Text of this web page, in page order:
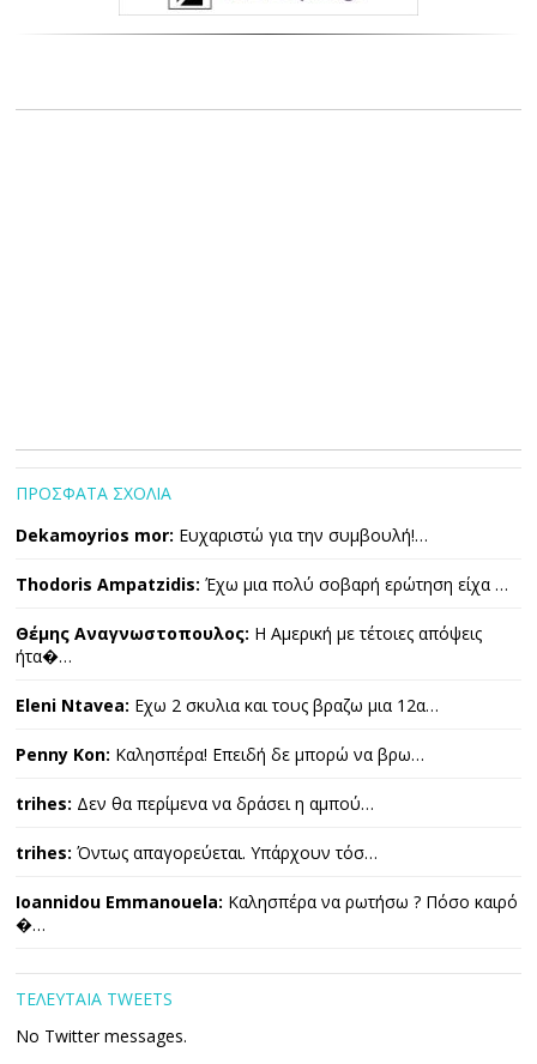
ΠΡΟΣΦΑΤΑ ΣΧΟΛΙΑ
Dekamoyrios mor: Ευχαριστώ για την συμβουλή!…
Thodoris Ampatzidis: Έχω μια πολύ σοβαρή ερώτηση είχα …
Θέμης Αναγνωστοπουλος: Η Αμερική με τέτοιες απόψεις
ήτα�…
Eleni Ntavea: Εχω 2 σκυλια και τους βραζω μια 12α…
Penny Kon: Καλησπέρα! Επειδή δε μπορώ να βρω…
trihes: Δεν θα περίμενα να δράσει η αμπού…
trihes: Όντως απαγορεύεται. Υπάρχουν τόσ…
Ioannidou Emmanouela: Καλησπέρα να ρωτήσω ? Πόσο καιρό
�…
ΤΕΛΕΥΤΑΙΑ TWEETS
No Twitter messages.